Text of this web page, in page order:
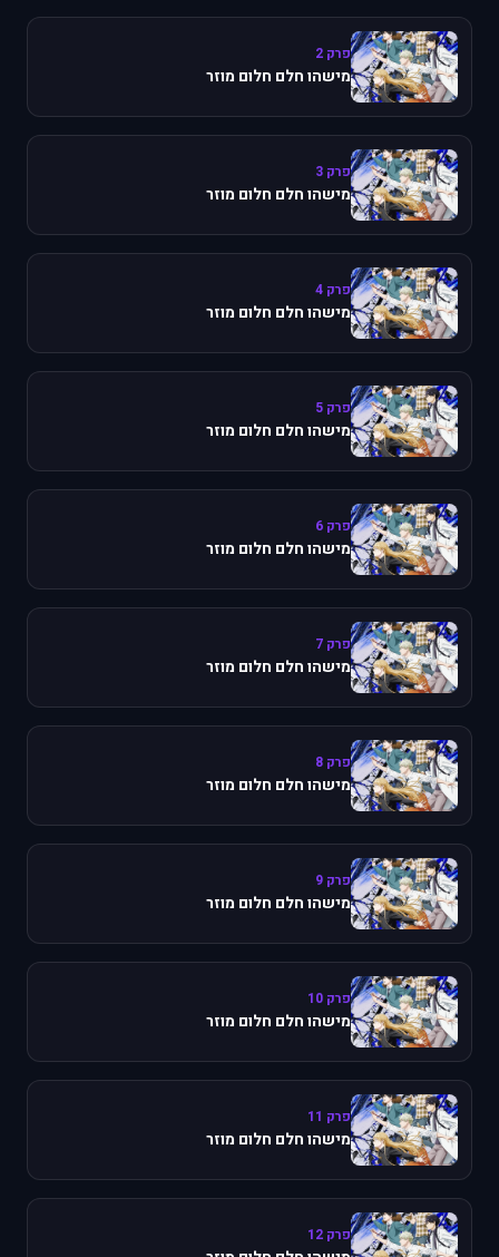
פרק 2
מישהו חלם חלום מוזר
פרק 3
מישהו חלם חלום מוזר
פרק 4
מישהו חלם חלום מוזר
פרק 5
מישהו חלם חלום מוזר
פרק 6
מישהו חלם חלום מוזר
פרק 7
מישהו חלם חלום מוזר
פרק 8
מישהו חלם חלום מוזר
פרק 9
מישהו חלם חלום מוזר
פרק 10
מישהו חלם חלום מוזר
פרק 11
מישהו חלם חלום מוזר
פרק 12